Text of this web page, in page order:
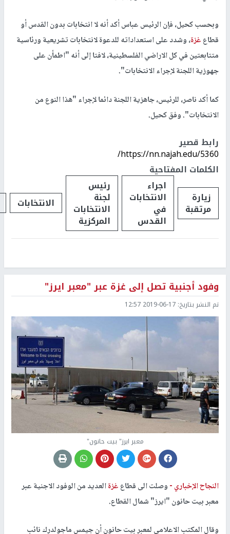
وبحسب كحيل، فإن الرئيس عباس أكد أنه لا انتخابات بدون القدس أو
قطاعغزة، وشدد على استعداداته للدعوة لانتخابات تشريعية ورئاسية
متتابعتين في كل الاراضي الفلسطينية، لافتا إلى أنه "اطمأن على
جهوزية اللجنة لإجراء الانتخابات".
كما أكد ناصر، للرئيس، جاهزية اللجنة دائما لإجراء "هذا النوع من
الانتخابات". وفق كحيل.
رابط قصير
https://nn.najah.edu/5360/
الكلمات المفتاحية
زيارة
مرتقبة
اجراء
الانتخابات
في
القدس
رئيس
لجنة
الانتخابات
المركزية
الانتخابات
وفود أجنبية تصل إلى غزة عبر "معبر ايرز"
تم النشر بتاريخ: 2019-06-17 12:57
معبر ايرز" بيت حانون"
النجاح الإخباري -وصلت الى قطاعغزةالعديد من الوفود الاجنية عبر
معبر بيت حانون "ايرز" شمال القطاع.
وقال المكتب الاعلامي لمعبر بيت حانون أن جيمس ماجولدرك نائب